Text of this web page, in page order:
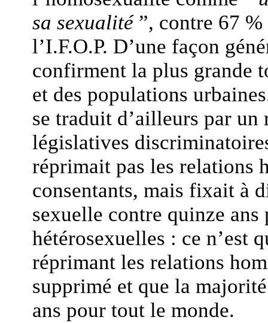
sa sexualité ”, contre 67
l’I.F.O.P. D’une façon
confirment la plus grande
et des populations
se traduit d’ailleurs par
législatives
réprimait pas les relations
consentants, mais fixait à
sexuelle contre quinze
hétérosexuelles : ce n’est
réprimant les relations
supprimé et que la
ans pour tout le monde.